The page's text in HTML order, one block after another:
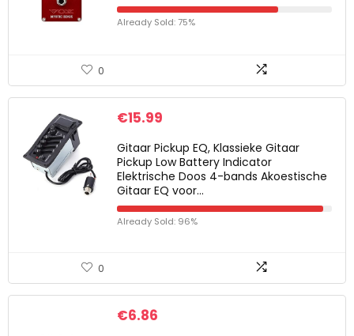
Already Sold: 75%
0
€15.99
Gitaar Pickup EQ, Klassieke Gitaar
Pickup Low Battery Indicator
Elektrische Doos 4-bands Akoestische
Gitaar EQ voor…
Already Sold: 96%
0
€6.86